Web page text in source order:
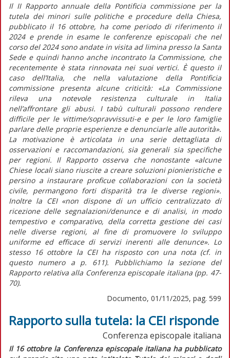
Il II Rapporto annualedella Pontificia commissione per la
tutela dei minori sulle politiche e procedure della Chiesa,
pubblicato il 16 ottobre, ha come periodo di riferimento il
2024 e prende in esame le conferenze episcopali che nel
corso del 2024 sono andate in visita ad limina presso la Santa
Sede e quindi hanno anche incontrato la Commissione, che
recentemente è stata rinnovata nei suoi vertici. È questo il
caso dell’Italia, che nella valutazione della Pontificia
commissione presenta alcune criticità: «La Commissione
rileva una notevole resistenza culturale in Italia
nell’affrontare gli abusi. I tabù culturali possono rendere
difficile per le vittime/sopravvissuti-e e per le loro famiglie
parlare delle proprie esperienze e denunciarle alle autorità».
La motivazione è articolata in una serie dettagliata di
osservazioni e raccomandazioni, sia generali sia specifiche
per regioni. Il Rapporto osserva che nonostante «alcune
Chiese locali siano riuscite a creare soluzioni pionieristiche e
persino a instaurare proficue collaborazioni con la società
civile, permangono forti disparità tra le diverse regioni».
Inoltre la CEI «non dispone di un ufficio centralizzato di
ricezione delle segnalazioni/denunce e di analisi, in modo
tempestivo e comparativo, della corretta gestione dei casi
nelle diverse regioni, al fine di promuovere lo sviluppo
uniforme ed efficace di servizi inerenti alle denunce». Lo
stesso 16 ottobre la CEI ha risposto con una nota (cf. in
questo numeroa p. 611). Pubblichiamo la sezione del
Rapportorelativa alla Conferenza episcopale italiana (pp. 47-
70).
Documento, 01/11/2025, pag. 599
Rapporto sulla tutela: la CEI risponde
Conferenza episcopale italiana
Il 16 ottobre la Conferenza episcopale italiana ha pubblicato